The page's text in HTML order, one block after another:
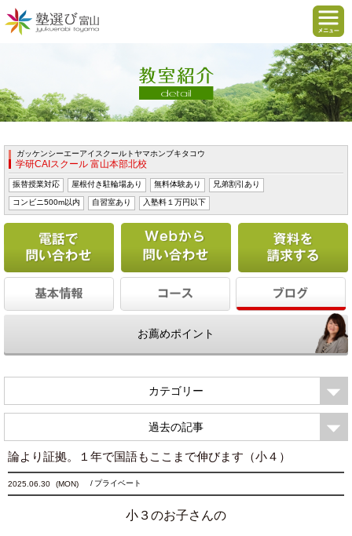
ガッケンシーエーアイスクールトヤマホンブキタコウ
学研CAIスクール 富山本部北校
振替授業対応 屋根付き駐輪場あり 無料体験あり 兄弟割引あり
コンビニ500m以内 自習室あり 入塾料１万円以下
電話で問い合わせる Webから問い合わせ
お薦めポイント
カテゴリー
過去の記事
論より証拠。１年で国語もここまで伸びます（小４）
2025.06.30 (MON) プライベート
小３のお子さんの